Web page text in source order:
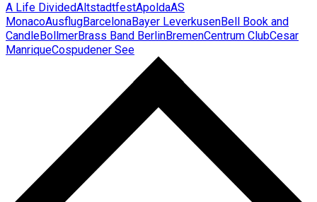
A Life DividedAltstadtfestApoldaAS
MonacoAusflugBarcelonaBayer LeverkusenBell Book and
CandleBollmerBrass Band BerlinBremenCentrum ClubCesar
ManriqueCospudener See